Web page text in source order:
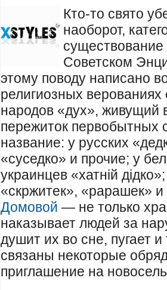
Кто-то свято
наоборот,
существование
Советском
этому поводу написано
религиозных
народов «дух», живущий
пережиток первобытных
название: у русских
«суседко» и прочие; у
украинцев «хатнiй
«скржитек», «рарашек»
Домовой — не только
наказывает людей за
душит их во сне, пугает
связаны некоторые
приглашение на